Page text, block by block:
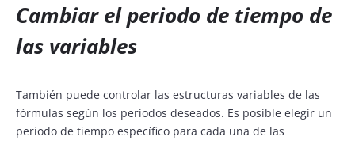
Cambiar el periodo de tiempo de
las variables
También puede controlar las estructuras variables de las
fórmulas según los periodos deseados. Es posible elegir un
periodo de tiempo específico para cada una de las